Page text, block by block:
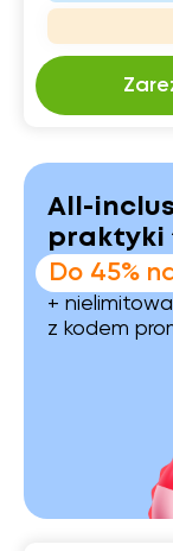
All-
praktyki
Do 45%
+
z kodem